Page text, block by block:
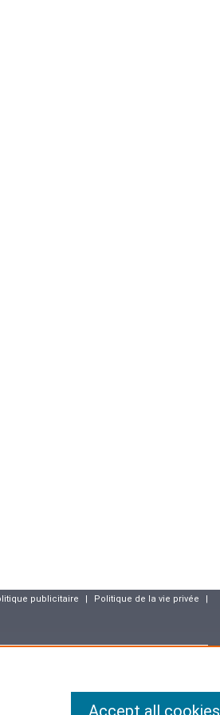
publicitaire | Politique de la vie privée |
Accept all cookies